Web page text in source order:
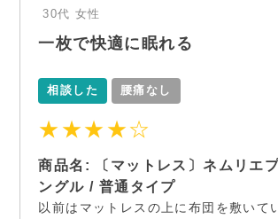
30代女性
一枚で快適に眠れる
★★★★☆
相談した 腰痛なし
商品名: 〔マットレス〕ネムリエ
ングル / 普通タイプ
以前はマットレスの上に布団を敷いて